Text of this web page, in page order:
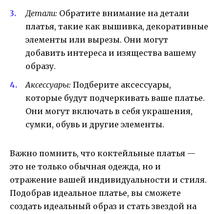
Детали: Обратите внимание на детали
платья, такие как вышивка, декоративные
элементы или вырезы. Они могут
добавить интереса и изящества вашему
образу.
Аксессуары: Подберите аксессуары,
которые будут подчеркивать ваше платье.
Они могут включать в себя украшения,
сумки, обувь и другие элементы.
Важно помнить, что коктейльные платья —
это не только обычная одежда, но и
отражение вашей индивидуальности и стиля.
Подобрав идеальное платье, вы сможете
создать идеальный образ и стать звездой на